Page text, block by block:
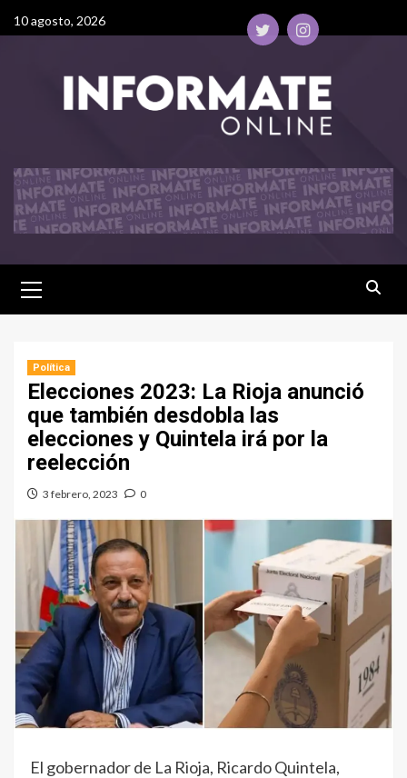
10 agosto, 2026
Política
Elecciones 2023: La Rioja anunció
que también desdobla las
elecciones y Quintela irá por la
reelección
3 febrero, 2023 0
El gobernador de La Rioja, Ricardo Quintela,